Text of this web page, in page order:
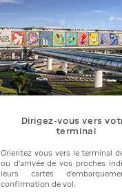
Dirigez-vous vers
terminal
Orientez vous vers le terminal
ou d'arrivée de vos proches
leurs cartes